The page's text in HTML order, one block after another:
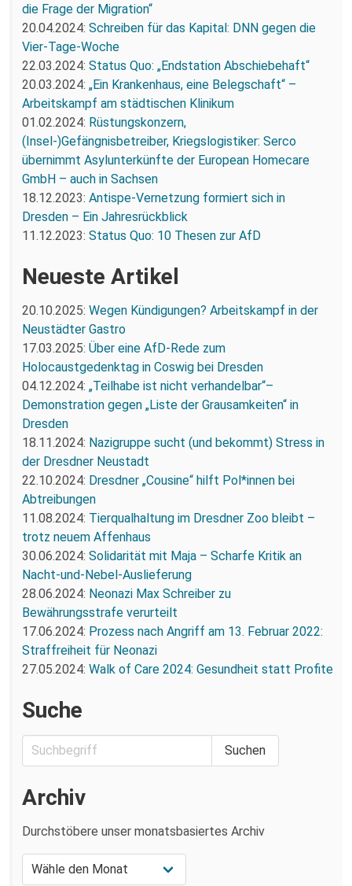
die Frage der Migration“
20.04.2024: Schreiben für das Kapital: DNN gegen die
Vier-Tage-Woche
22.03.2024: Status Quo: „Endstation Abschiebehaft“
20.03.2024: „Ein Krankenhaus, eine Belegschaft“ –
Arbeitskampf am städtischen Klinikum
01.02.2024: Rüstungskonzern,
(Insel-)Gefängnisbetreiber, Kriegslogistiker: Serco
übernimmt Asylunterkünfte der European Homecare
GmbH – auch in Sachsen
18.12.2023: Antispe-Vernetzung formiert sich in
Dresden – Ein Jahresrückblick
11.12.2023: Status Quo: 10 Thesen zur AfD
Neueste Artikel
20.10.2025: Wegen Kündigungen? Arbeitskampf in der
Neustädter Gastro
17.03.2025: Über eine AfD-Rede zum
Holocaustgedenktag in Coswig bei Dresden
04.12.2024: „Teilhabe ist nicht verhandelbar“–
Demonstration gegen „Liste der Grausamkeiten“ in
Dresden
18.11.2024: Nazigruppe sucht (und bekommt) Stress in
der Dresdner Neustadt
22.10.2024: Dresdner „Cousine“ hilft Pol*innen bei
Abtreibungen
11.08.2024: Tierqualhaltung im Dresdner Zoo bleibt –
trotz neuem Affenhaus
30.06.2024: Solidarität mit Maja – Scharfe Kritik an
Nacht-und-Nebel-Auslieferung
28.06.2024: Neonazi Max Schreiber zu
Bewährungsstrafe verurteilt
17.06.2024: Prozess nach Angriff am 13. Februar 2022:
Straffreiheit für Neonazi
27.05.2024: Walk of Care 2024: Gesundheit statt Profite
Suche
Archiv
Durchstöbere unser monatsbasiertes Archiv